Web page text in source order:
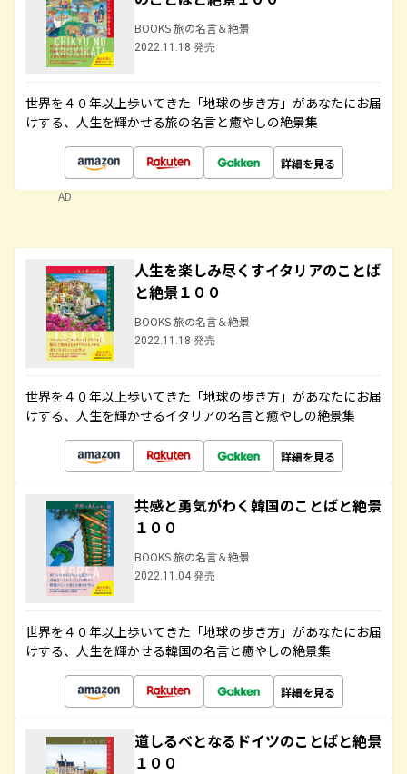
BOOKS 旅の名言＆絶景
2022.11.18 発売
世界を４０年以上歩いてきた「地球の歩き方」があなたにお届
けする、人生を輝かせる旅の名言と癒やしの絶景集
詳細を見る
AD
人生を楽しみ尽くすイタリアのことば
と絶景１００
BOOKS 旅の名言＆絶景
2022.11.18 発売
世界を４０年以上歩いてきた「地球の歩き方」があなたにお届
けする、人生を輝かせるイタリアの名言と癒やしの絶景集
詳細を見る
共感と勇気がわく韓国のことばと絶景
１００
BOOKS 旅の名言＆絶景
2022.11.04 発売
世界を４０年以上歩いてきた「地球の歩き方」があなたにお届
けする、人生を輝かせる韓国の名言と癒やしの絶景集
詳細を見る
道しるべとなるドイツのことばと絶景
１００